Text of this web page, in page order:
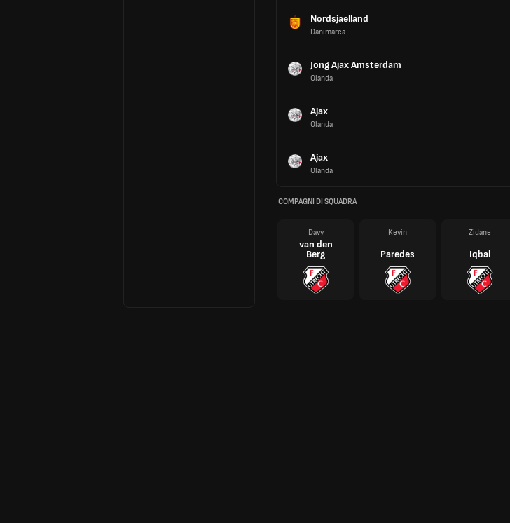
Nordsjaelland
Danimarca
Jong Ajax Amsterdam
Olanda
Ajax
Olanda
Ajax
Olanda
COMPAGNI DI SQUADRA
Davy
van den
Berg
Kevin
Paredes
Zidane
Iqbal